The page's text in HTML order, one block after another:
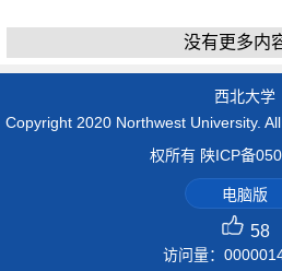
没有更多内
西北大学
Copyright 2020 Northwest University.
权所有 陕ICP备
电脑版
58
访问量：